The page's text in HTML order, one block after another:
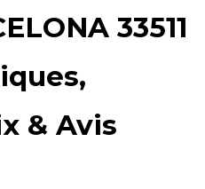
33511
& Avis